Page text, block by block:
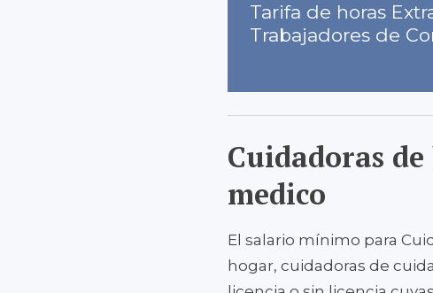
Tarifa de horas
Trabajadores de
Cuidadoras
medico
El salario mínimo para
hogar, cuidadoras de